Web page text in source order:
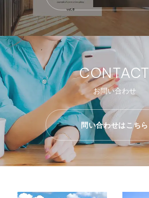
CONTACT
お問い合わせ
問い合わせはこちら